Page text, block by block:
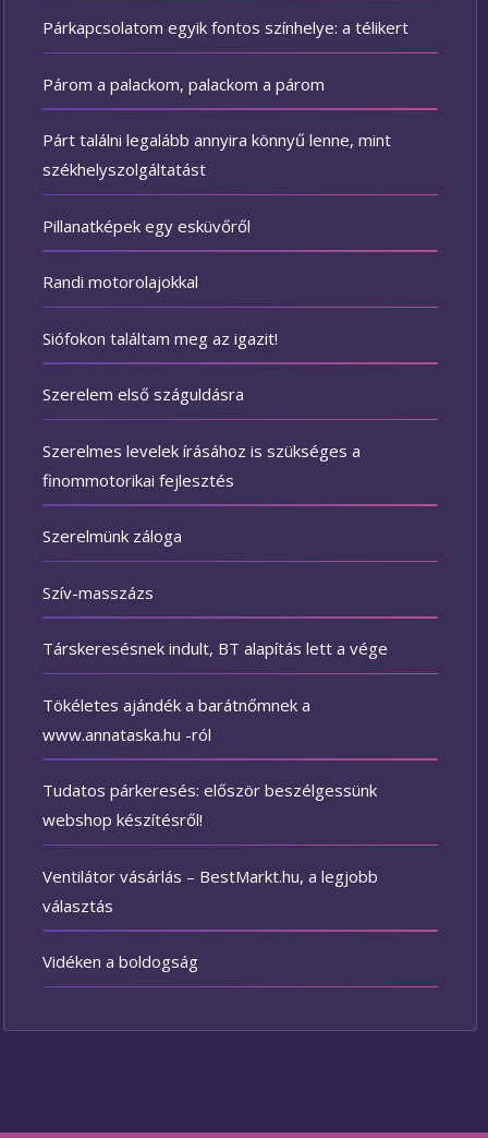
Párkapcsolatom egyik fontos színhelye: a télikert
Párom a palackom, palackom a párom
Párt találni legalább annyira könnyű lenne, mint
székhelyszolgáltatást
Pillanatképek egy esküvőről
Randi motorolajokkal
Siófokon találtam meg az igazit!
Szerelem első száguldásra
Szerelmes levelek írásához is szükséges a
finommotorikai fejlesztés
Szerelmünk záloga
Szív-masszázs
Társkeresésnek indult, BT alapítás lett a vége
Tökéletes ajándék a barátnőmnek a
www.annataska.hu -ról
Tudatos párkeresés: először beszélgessünk
webshop készítésről!
Ventilátor vásárlás – BestMarkt.hu, a legjobb
választás
Vidéken a boldogság